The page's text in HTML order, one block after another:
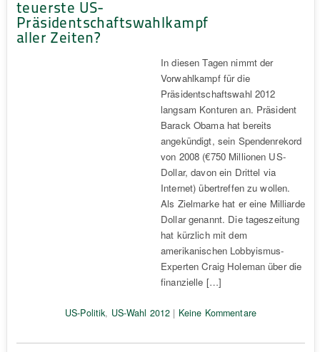
teuerste US-
Präsidentschaftswahlkampf
aller Zeiten?
In diesen Tagen nimmt der
Vorwahlkampf für die
Präsidentschaftswahl 2012
langsam Konturen an. Präsident
Barack Obama hat bereits
angekündigt, sein Spendenrekord
von 2008 (€750 Millionen US-
Dollar, davon ein Drittel via
Internet) übertreffen zu wollen.
Als Zielmarke hat er eine Milliarde
Dollar genannt. Die tageszeitung
hat kürzlich mit dem
amerikanischen Lobbyismus-
Experten Craig Holeman über die
finanzielle […]
US-Politik, US-Wahl 2012 | Keine Kommentare